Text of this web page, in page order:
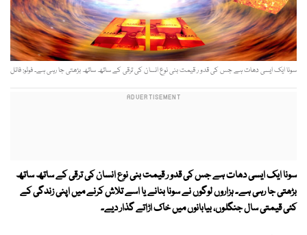
سونا ایک ایسی دھات ہے جس کی قدو ر قیمت بنی نوع انسان کی ترقی کے ساتھ ساتھ بڑھتی جا رہی ہے۔ فوٹو: فائل
سونا ایک ایسی دھات ہے جس کی قدو ر قیمت بنی نوع انسان کی ترقی کے ساتھ ساتھ
بڑھتی جا رہی ہے۔ ہزاروں لوگوں نے سونا بنانے یا اسے تلاش کرنے میں اپنی زندگی کے
کئی قیمتی سال جنگلوں، بیابانوں میں خاک اڑاتے گذار دیے۔